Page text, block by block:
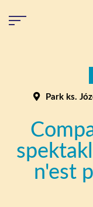
Park ks.
spektakl
n'est